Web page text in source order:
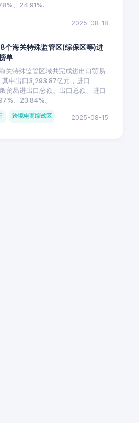
、24.91%.
2025-08-18
海关特殊监管区(综保区等)进
单
关特殊监管区域共完成进出口贸易
中出口3,293.87亿元，进口
贸易进出口总额、出口总额、进口
、23.84%。
跨境电商综试区 2025-08-15